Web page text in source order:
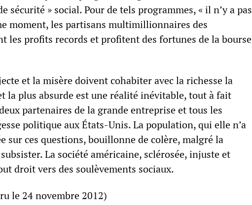
sécurité » social. Pour de tels programmes, « il n’y a pas
moment, les partisans multimillionnaires des
les profits records et profitent des fortunes de la bourse
et la misère doivent cohabiter avec la richesse la
la plus absurde est une réalité inévitable, tout à fait
partenaires de la grande entreprise et tous les
politique aux États-Unis. La population, qui elle n’a
sur ces questions, bouillonne de colère, malgré la
La société américaine, sclérosée, injuste et
droit vers des soulèvements sociaux.
le 24 novembre 2012)